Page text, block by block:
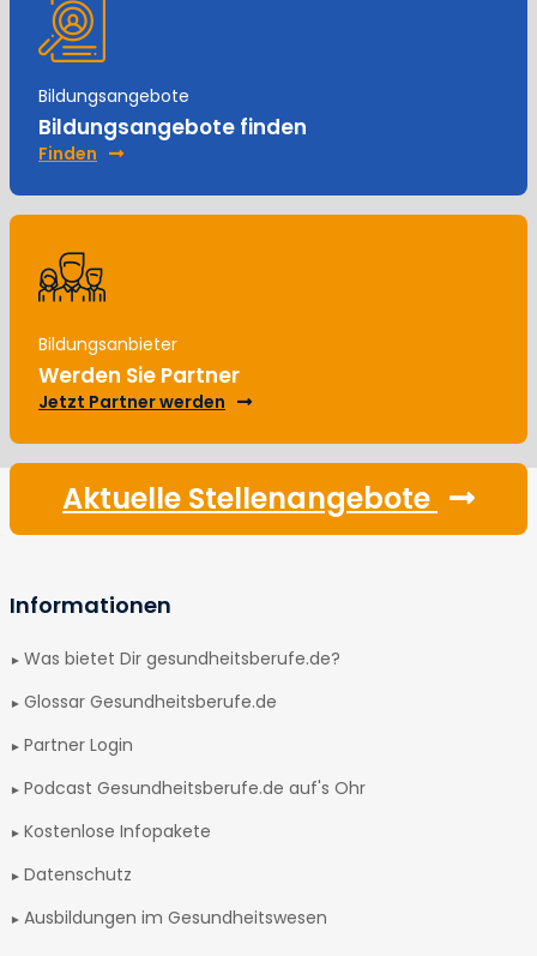
Bildungsangebote
Bildungsangebote finden
Finden
Bildungsanbieter
Werden Sie Partner
Jetzt Partner werden
Aktuelle Stellenangebote
Informationen
Was bietet Dir gesundheitsberufe.de?
Glossar Gesundheitsberufe.de
Partner Login
Podcast Gesundheitsberufe.de auf's Ohr
Kostenlose Infopakete
Datenschutz
Ausbildungen im Gesundheitswesen